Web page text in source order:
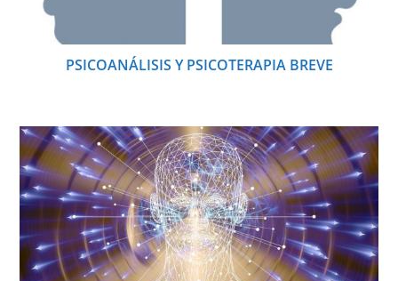
PSICOANÁLISIS Y PSICOTERAPIA BREVE